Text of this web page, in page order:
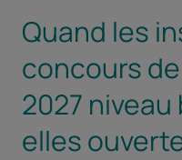
Quand les
concours
2027
elles